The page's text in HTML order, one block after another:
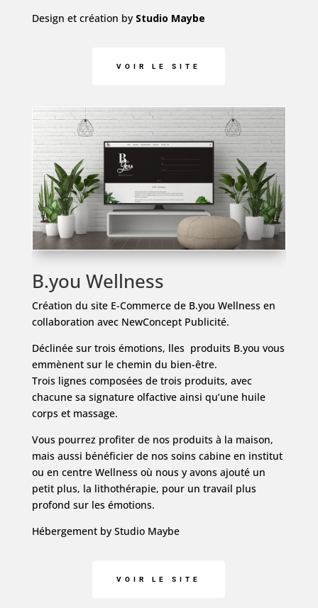
Design et création by Studio Maybe
VOIR LE SITE
B.you Wellness
Création du site E-Commerce de B.you Wellness en
collaboration avec NewConcept Publicité.
Déclinée sur trois émotions, lles produits B.you vous
emmènent sur le chemin du bien-être.
Trois lignes composées de trois produits, avec
chacune sa signature olfactive ainsi qu’une huile
corps et massage.
Vous pourrez profiter de nos produits à la maison,
mais aussi bénéficier de nos soins cabine en institut
ou en centre Wellness où nous y avons ajouté un
petit plus, la lithothérapie, pour un travail plus
profond sur les émotions.
Hébergement by Studio Maybe
VOIR LE SITE